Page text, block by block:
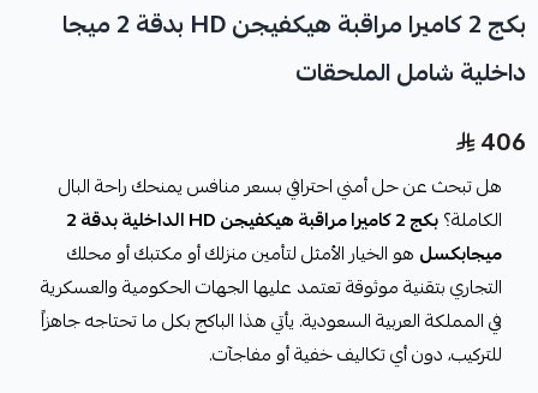
بكج 2 كاميرا مراقبة هيكفيجن HD بدقة 2 ميجا
داخلية شامل الملحقات
406
هل تبحث عن حل أمني احترافي بسعر منافس يمنحك راحة البال
الكاملة؟
بكج 2 كاميرا مراقبة هيكفيجن HD الداخلية بدقة 2
ميجابكسل هو الخيار الأمثل لتأمين منزلك أو مكتبك أو محلك
التجاري بتقنية موثوقة تعتمد عليها الجهات الحكومية والعسكرية
في المملكة العربية السعودية. يأتي هذا الباكج بكل ما تحتاجه جاهزاً
للتركيب، دون أي تكاليف خفية أو مفاجآت.